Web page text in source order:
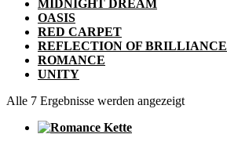
MIDNIGHT DREAM
OASIS
RED CARPET
REFLECTION OF BRILLIANCE
ROMANCE
UNITY
Alle 7 Ergebnisse werden angezeigt